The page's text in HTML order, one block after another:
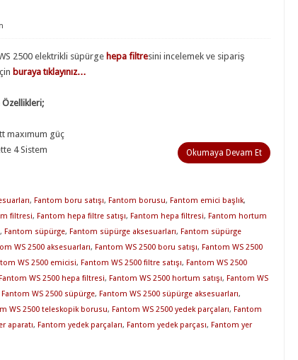
2500 elektrikli süpürge hepa filtresini incelemek ve sipariş
buraya tıklayınız…
maxımum güç
4 Sistem
Okumaya Devam Et
, Fantom boru satışı, Fantom borusu, Fantom emici başlık,
filtresi, Fantom hepa filtre satışı, Fantom hepa filtresi, Fantom hortum
, Fantom süpürge, Fantom süpürge aksesuarları, Fantom süpürge
WS 2500 aksesuarları, Fantom WS 2500 boru satışı, Fantom WS 2500
WS 2500 emicisi, Fantom WS 2500 filtre satışı, Fantom WS 2500
WS 2500 hepa filtresi, Fantom WS 2500 hortum satışı, Fantom WS
Fantom WS 2500 süpürge, Fantom WS 2500 süpürge aksesuarları,
WS 2500 teleskopik borusu, Fantom WS 2500 yedek parçaları, Fantom
aparatı, Fantom yedek parçaları, Fantom yedek parçası, Fantom yer